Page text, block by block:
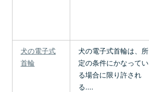
犬の電子式
首輪
犬の電子式首輪は、所
定の条件にかなってい
る場合に限り許され
る....